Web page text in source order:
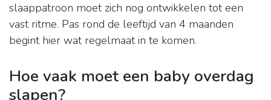
slaappatroon moet zich nog ontwikkelen tot een
vast ritme. Pas rond de leeftijd van 4 maanden
begint hier wat regelmaat in te komen.
Hoe vaak moet een baby overdag
slapen?